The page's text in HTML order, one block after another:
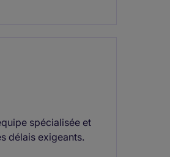
spécialisée et
délais exigeants.